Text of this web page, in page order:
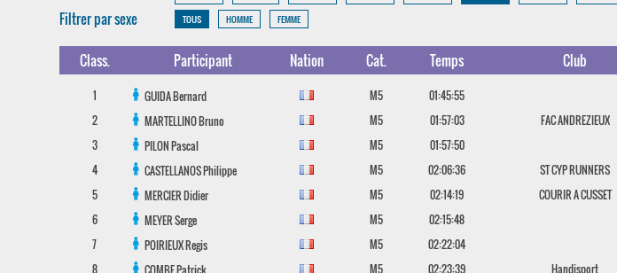
Filtrer par sexe TOUS HOMME FEMME
Class. Participant Nation Cat. Temps Club
1 GUIDABernard M5 01:45:55
2
MARTELLINOBruno M5 01:57:03
FAC ANDREZIEUX
3
PILONPascal M5
01:57:50
4
CASTELLANOSPhilippe M5 02:06:36
ST CYP RUNNERS
5
MERCIERDidier M5 02:14:19
COURIR A CUSSET
6
MEYERSerge M5
02:15:48
7
POIRIEUXRegis M5 02:22:04
8
COMBEPatrick M5 02:23:39 Handisport